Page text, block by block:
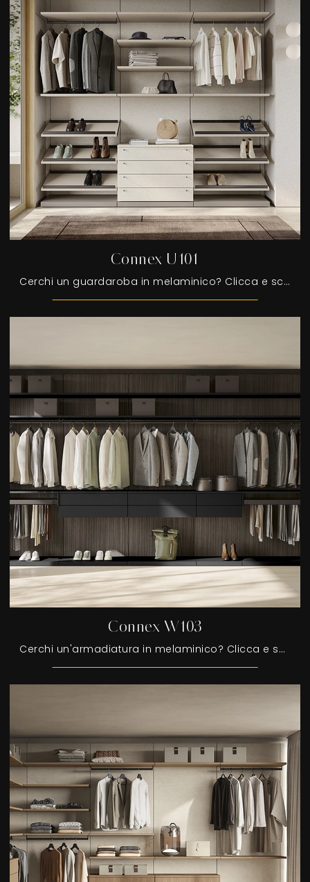
Connex U101
Cerchi un guardaroba in melaminico? Clicca e scopri armadiature cabine armadio con ante scorrevoli di Colombini Casa.
Connex W103
Cerchi un'armadiatura in melaminico? Clicca e scopri armadiature cabine armadio con ante scorrevoli di Colombini Casa.